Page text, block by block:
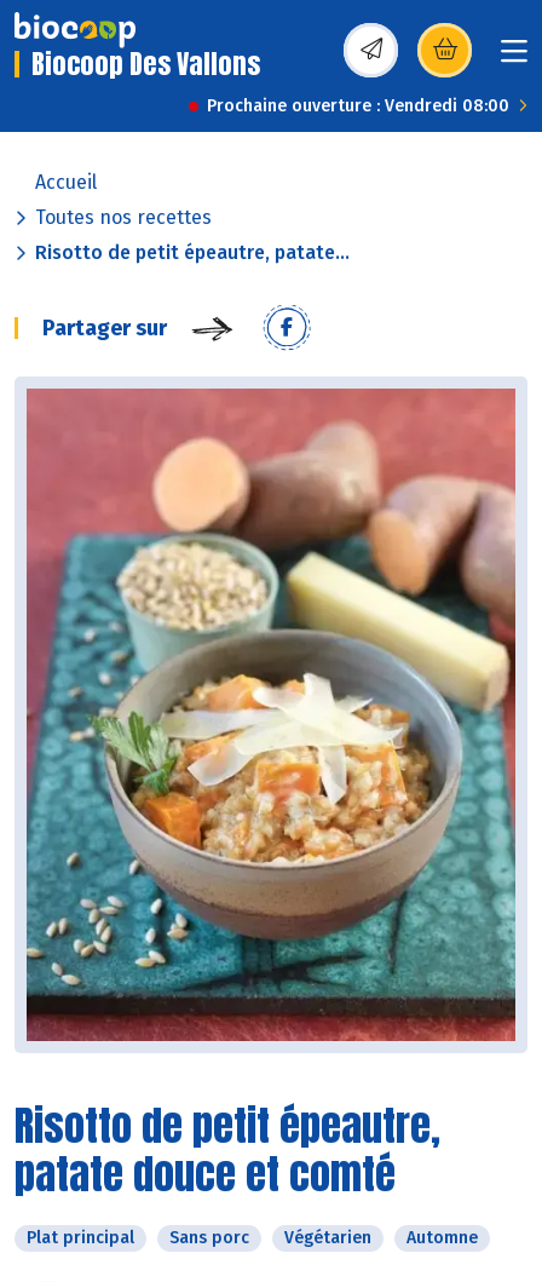
Biocoop Des Vallons (s’ouvre dans une
Prochaine ouverture : Vendredi 08:00
Accueil
Toutes nos recettes
Risotto de petit épeautre, patate...
Partager sur
Risotto de petit épeautre,
patate douce et comté
Plat principal Sans porc Végétarien Automne